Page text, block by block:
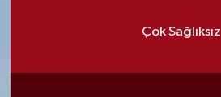
Çok Sağlıksız